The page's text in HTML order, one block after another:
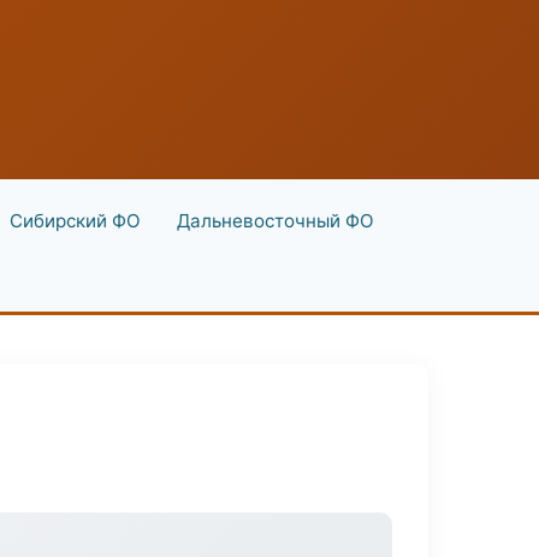
Сибирский ФО Дальневосточный ФО